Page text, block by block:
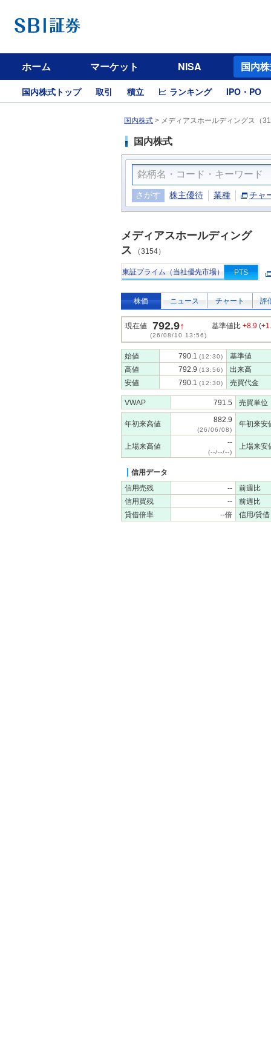
ホーム マーケット NISA 国内
国内株式トップ 取引 積立 ランキング IPO・PO
国内株式 > メディアスホールディングス（
国内株式
さがす 株主優待 業種 チャ
メディアスホールディング
ス （3154）
東証プライム（当社優先市場） PTS
株価 ニュース チャート 評
現在値 792.9↑
(26/08/10 13:56)
基準値比 +8.9 (
始値 790.1 (12:30)
基準値
高値
792.9 (13:56)
出来高
安値
790.1 (12:30) 売買代金
VWAP 791.5 売買単位
年初来高値 882.9
(26/06/08)
年初来安
上場来高値 --
(--/--/--)
上場来安
信用データ
信用売残
--
前週比
信用買残
--
前週比
貸借倍率
--倍 信用/貸借